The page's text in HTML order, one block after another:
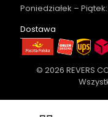
Poniedziałek – Piątek:
Dostawa
© 2026 REVERS